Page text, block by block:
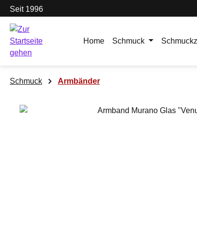
Hauptinhalt springen
Zur Suche springen
Zur Hauptnavigation springen
Seit 1996
Home Schmuck
Schmuck Armbänder